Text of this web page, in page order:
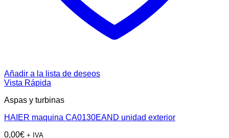
Añadir a la lista de deseos
Vista Rápida
Aspas y turbinas
HAIER maquina CA0130EAND unidad exterior
0,00€ + IVA